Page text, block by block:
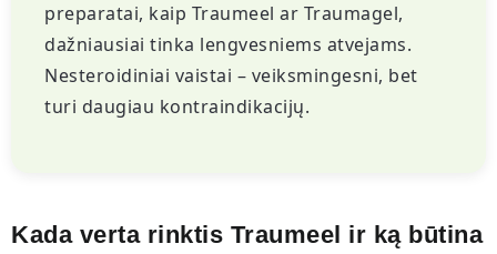
preparatai, kaip Traumeel ar Traumagel,
dažniausiai tinka lengvesniems atvejams.
Nesteroidiniai vaistai – veiksmingesni, bet
turi daugiau kontraindikacijų.
Kada verta rinktis Traumeel ir ką būtina